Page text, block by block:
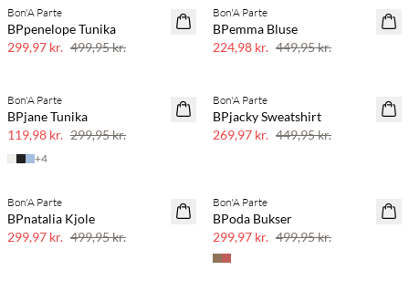
40% rabat
Bon'A Parte
BPpenelope Tunika
299,97 kr. 499,95 kr.
50% rabat
Bon'A Parte
BPemma Bluse
224,98 kr. 449,95 kr.
60% rabat
Bon'A Parte
BPjane Tunika
119,98 kr. 299,95 kr.
+4
40% rabat
Bon'A Parte
BPjacky Sweatshirt
269,97 kr. 449,95 kr.
40% rabat
Bon'A Parte
BPnatalia Kjole
299,97 kr. 499,95 kr.
40% rabat
Bon'A Parte
BPoda Bukser
299,97 kr. 499,95 kr.